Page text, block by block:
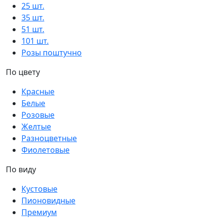
25 шт.
35 шт.
51 шт.
101 шт.
Розы поштучно
По цвету
Красные
Белые
Розовые
Желтые
Разноцветные
Фиолетовые
По виду
Кустовые
Пионовидные
Премиум